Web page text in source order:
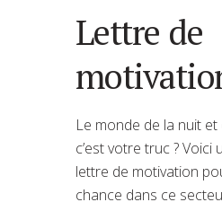
Lettre de
Le monde de la nuit
c’est votre truc ? Voici
lettre de motivation
chance dans ce